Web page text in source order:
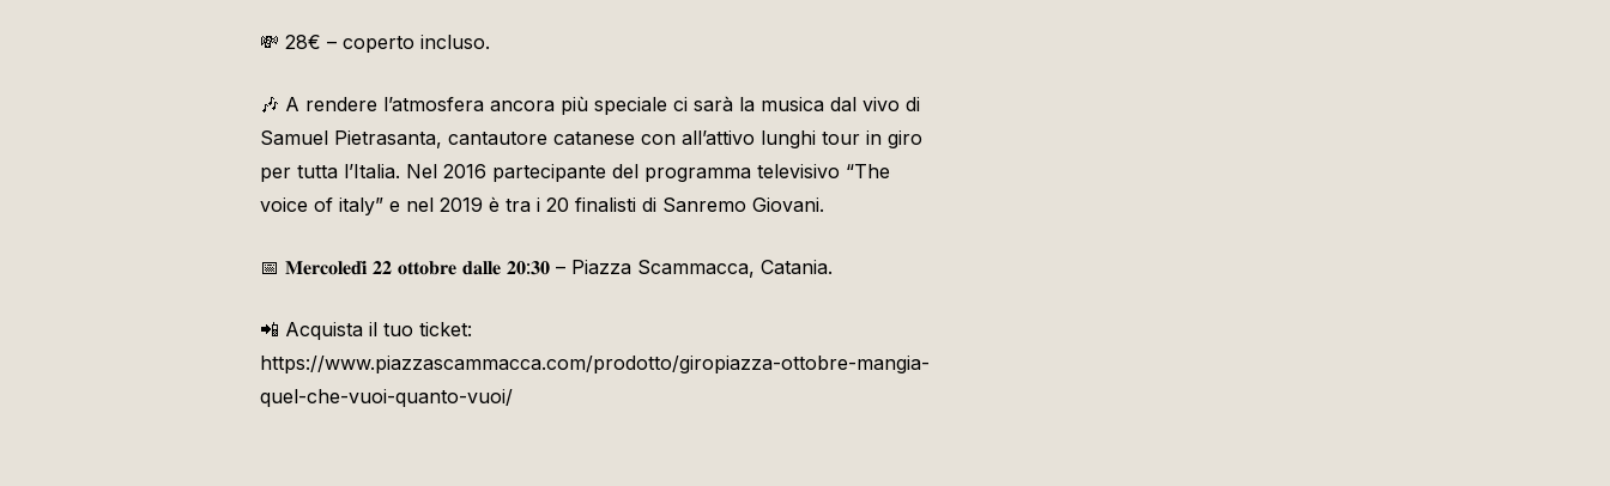
💸 28€ – coperto incluso.
🎶 A rendere l’atmosfera ancora più speciale ci sarà la musica dal vivo di
Samuel Pietrasanta, cantautore catanese con all’attivo lunghi tour in giro
per tutta l’Italia. Nel 2016 partecipante del programma televisivo “The
voice of italy” e nel 2019 è tra i 20 finalisti di Sanremo Giovani.
📅 𝐌𝐞𝐫𝐜𝐨𝐥𝐞𝐝𝐢̀ 𝟐𝟐 𝐨𝐭𝐭𝐨𝐛𝐫𝐞 𝐝𝐚𝐥𝐥𝐞 𝟐𝟎:𝟑𝟎 – Piazza Scammacca, Catania.
📲 Acquista il tuo ticket:
https://www.piazzascammacca.com/prodotto/giropiazza-ottobre-mangia-
quel-che-vuoi-quanto-vuoi/